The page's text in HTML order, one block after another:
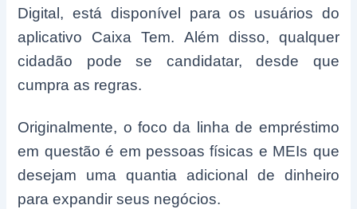
Digital, está disponível para os usuários do
aplicativo Caixa Tem. Além disso, qualquer
cidadão pode se candidatar, desde que
cumpra as regras.
Originalmente, o foco da linha de empréstimo
em questão é em pessoas físicas e MEIs que
desejam uma quantia adicional de dinheiro
para expandir seus negócios.